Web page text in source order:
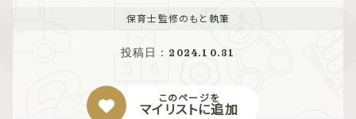
投稿日： 2024.10.31
このページを
マイリストに追加
保育士監修のもと執筆